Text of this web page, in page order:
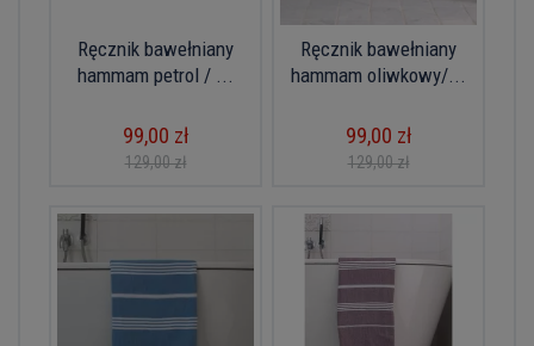
Ręcznik bawełniany
hammam petrol / ...
99,00 zł
129,00 zł
Ręcznik bawełniany
hammam oliwkowy/...
99,00 zł
129,00 zł